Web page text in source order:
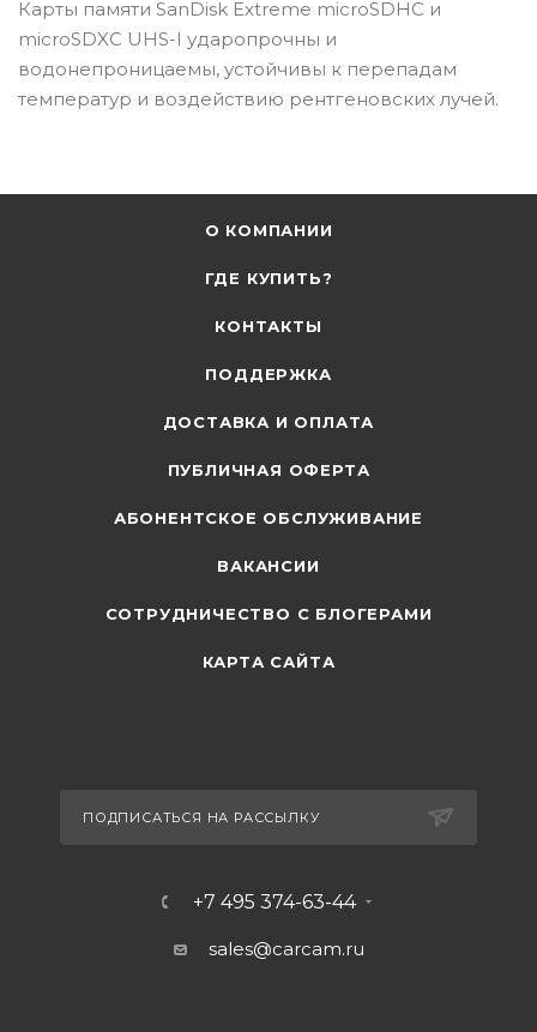
Карты памяти SanDisk Extreme microSDHC и
microSDXC UHS-I ударопрочны и
водонепроницаемы, устойчивы к перепадам
температур и воздействию рентгеновских лучей.
О КОМПАНИИ
ГДЕ КУПИТЬ?
КОНТАКТЫ
ПОДДЕРЖКА
ДОСТАВКА И ОПЛАТА
ПУБЛИЧНАЯ ОФЕРТА
АБОНЕНТСКОЕ ОБСЛУЖИВАНИЕ
ВАКАНСИИ
СОТРУДНИЧЕСТВО С БЛОГЕРАМИ
КАРТА САЙТА
ПОДПИСАТЬСЯ НА РАССЫЛКУ
+7 495 374-63-44
sales@carcam.ru